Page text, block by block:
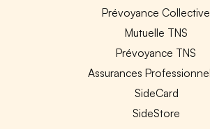
Prévoyance Collective
Mutuelle TNS
Prévoyance TNS
Assurances
SideCard
SideStore